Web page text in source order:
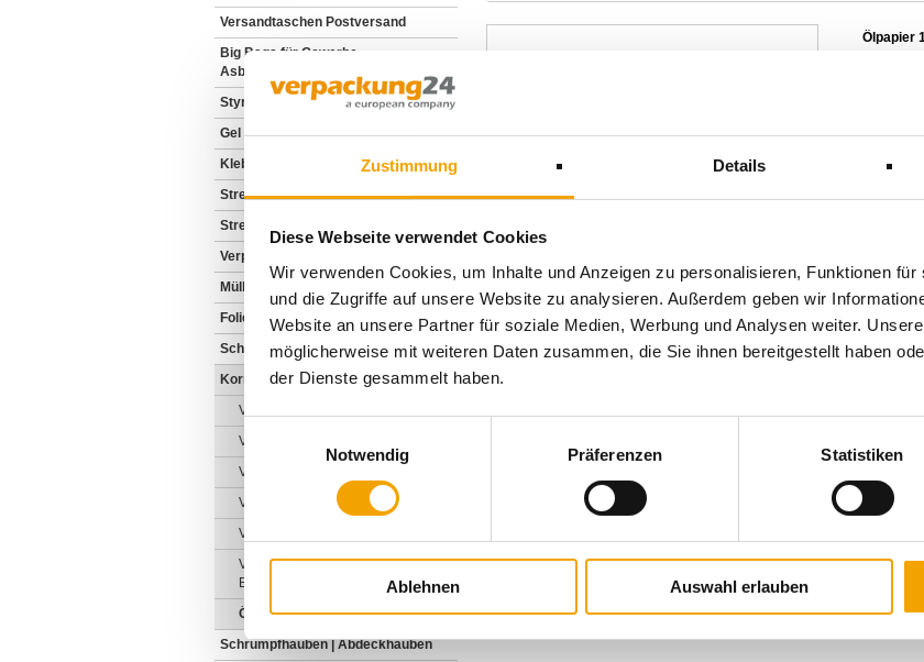
Zustimmung Details
Diese Webseite verwendet Cookies
Wir verwenden Cookies, um Inhalte und Anzeigen zu personalisieren, Funktionen
und die Zugriffe auf unsere Website zu analysieren. Außerdem geben wir
Website an unsere Partner für soziale Medien, Werbung und Analysen weiter.
möglicherweise mit weiteren Daten zusammen, die Sie ihnen bereitgestellt haben
der Dienste gesammelt haben.
Einwilligungsauswahl
Notwendig
Präferenzen Statistiken
Ablehnen Auswahl erlauben
Versandtaschen Postversand
Big Bags für Gewerbe,
Asbestentsorung und Industrie
Styroporboxen | Thermoboxen
Gel Pack Kühlbeutel | Kühlakkus
Klebebänder und Packbänder
Stretchfolie
Stretchmaschinen | Stretchanlagen
Verpackungsmaschinen
Müllbeutel und Säcke
Folienbeutel
Schlauchfolien | Verpackungsfolien
Korrosionsschutz
VCI-Beutel für Korrosionsschutz
VCI-Druckverschlussbeutel
VCI-Seitenfaltenbeutel
VCI-Flachfolie
VCI-Schlauchfolie
VCI-Papier für Stahl und
Eisenhaltige Metalle
Ölpapiere
Schrumpfhauben | Abdeckhauben
Ölpapier
15
50
Hülsendurchmesser: 50 mm